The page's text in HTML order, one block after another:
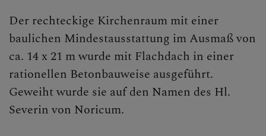
Der rechteckige Kirchenraum mit einer
baulichen Mindestausstattung im Ausmaß von
ca. 14 x 21 m wurde mit Flachdach in einer
rationellen Betonbauweise ausgeführt.
Geweiht wurde sie auf den Namen des Hl.
Severin von Noricum.